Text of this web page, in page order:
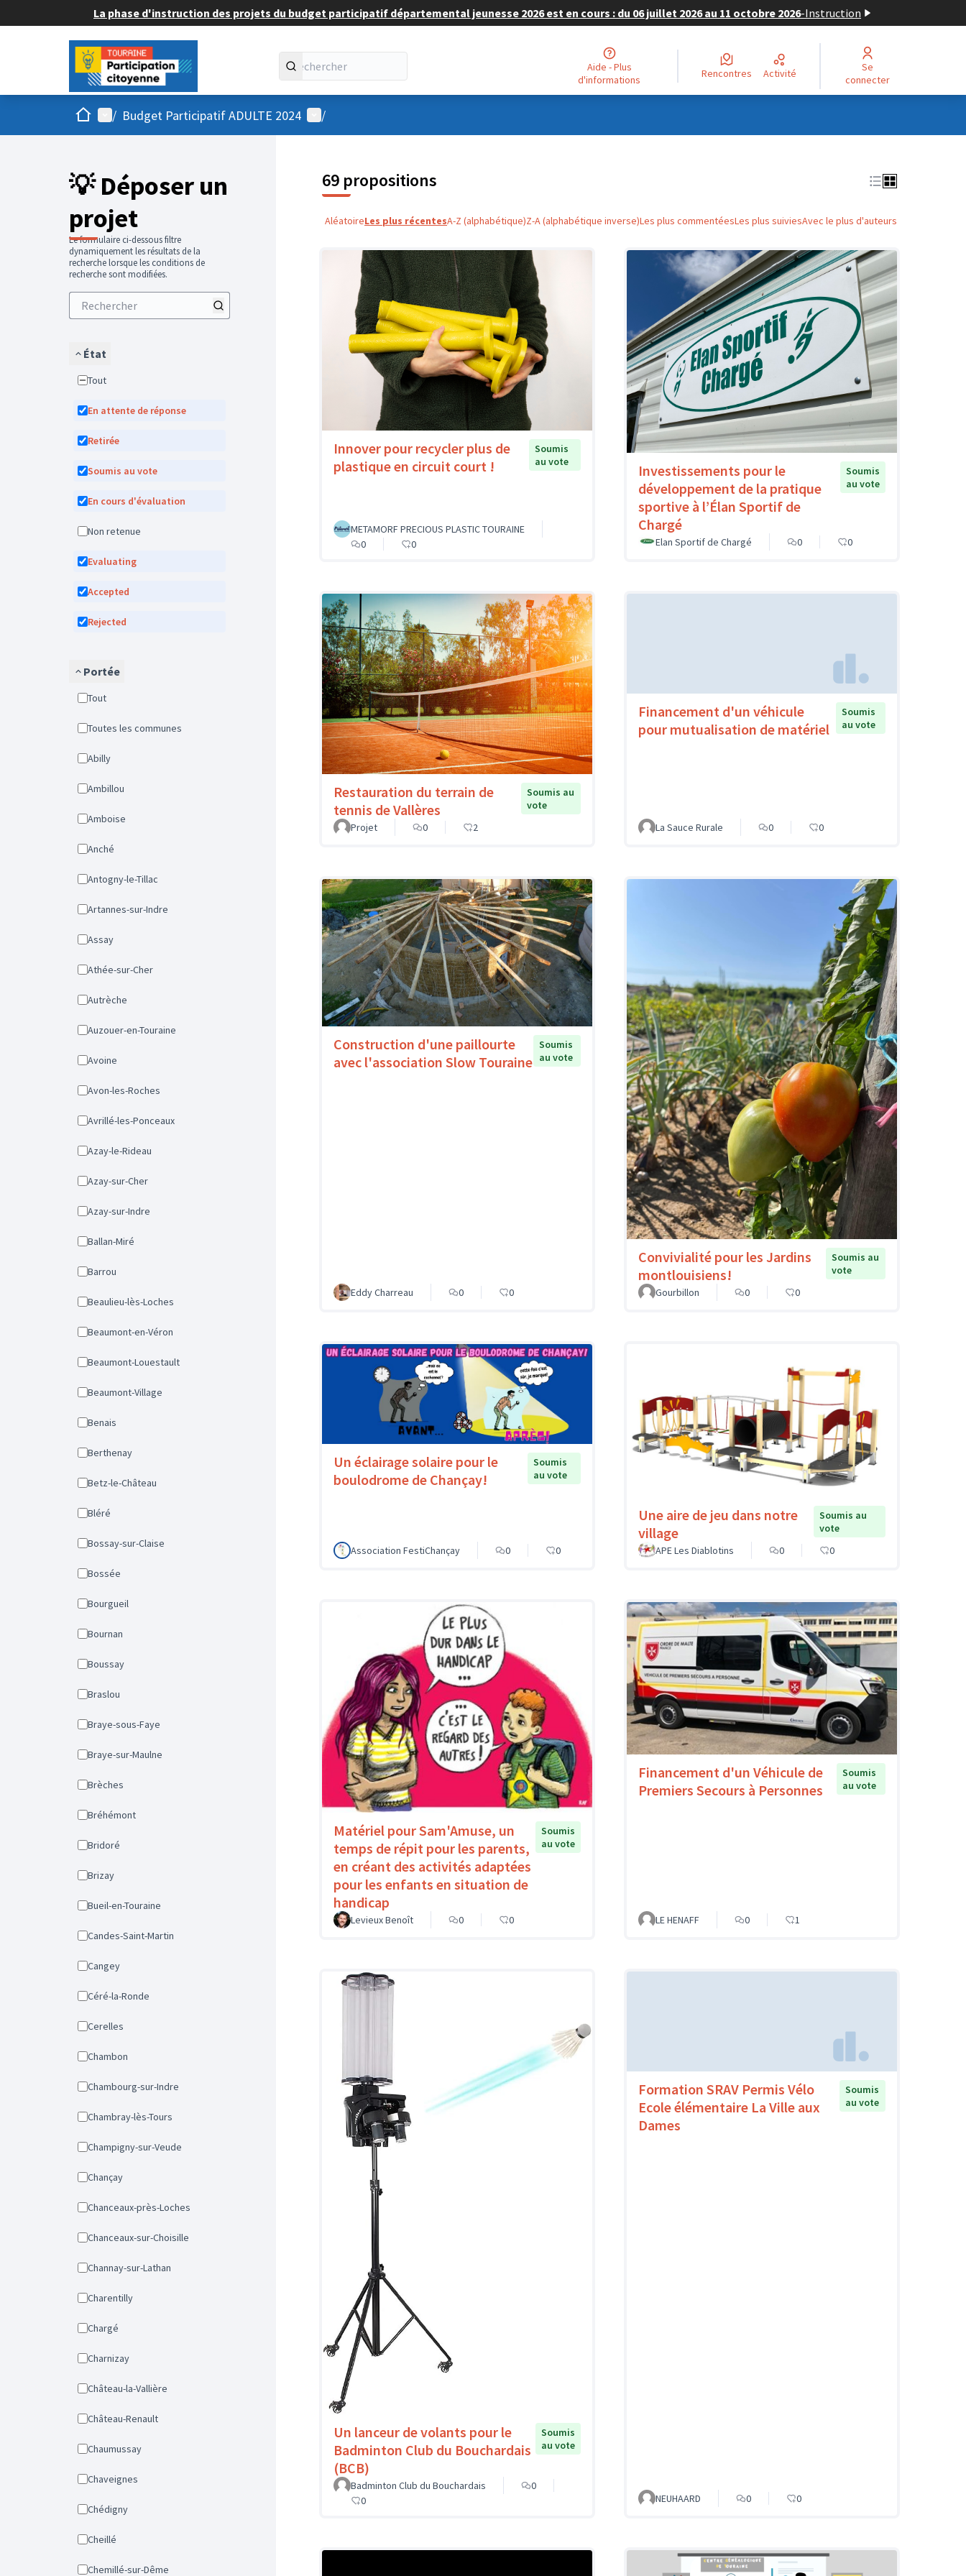
La phase d'instruction des projets du budget participatif départemental jeunesse 2026 est en cours : du 06 juillet 2026 au 11 octobre 2026-Instruction
Aide - Plus
d'informations
Rencontres Activité
Se
connecter
AccueilMenu principal
/ Budget Participatif ADULTE 2024 Menu utilisateur
/
💡 Déposer un
projet
Le formulaire ci-dessous filtre
dynamiquement les résultats de la
recherche lorsque les conditions de
recherche sont modifiées.
État
Tout
En attente de réponse
Retirée
Soumis au vote
En cours d'évaluation
Non retenue
Evaluating
Accepted
Rejected
Portée
Tout
Toutes les communes
Abilly
Ambillou
Amboise
Anché
Antogny-le-Tillac
Artannes-sur-Indre
Assay
Athée-sur-Cher
Autrèche
Auzouer-en-Touraine
Avoine
Avon-les-Roches
Avrillé-les-Ponceaux
Azay-le-Rideau
Azay-sur-Cher
Azay-sur-Indre
Ballan-Miré
Barrou
Beaulieu-lès-Loches
Beaumont-en-Véron
Beaumont-Louestault
Beaumont-Village
Benais
Berthenay
Betz-le-Château
Bléré
Bossay-sur-Claise
Bossée
Bourgueil
Bournan
Boussay
Braslou
Braye-sous-Faye
Braye-sur-Maulne
Brèches
Bréhémont
Bridoré
Brizay
Bueil-en-Touraine
Candes-Saint-Martin
Cangey
Céré-la-Ronde
Cerelles
Chambon
Chambourg-sur-Indre
Chambray-lès-Tours
Champigny-sur-Veude
Chançay
Chanceaux-près-Loches
Chanceaux-sur-Choisille
Channay-sur-Lathan
Charentilly
Chargé
Charnizay
Château-la-Vallière
Château-Renault
Chaumussay
Chaveignes
Chédigny
Cheillé
Chemillé-sur-Dême
69 propositions
AléatoireLes plus récentesA-Z (alphabétique)Z-A (alphabétique inverse)Les plus commentéesLes plus suiviesAvec le plus d'auteurs
Innover pour recycler plus de
plastique en circuit court !
Soumis
au vote
METAMORF PRECIOUS PLASTIC TOURAINE
0
0
Investissements pour le
développement de la pratique
sportive à l’Élan Sportif de
Chargé
Soumis
au vote
Elan Sportif de Chargé 0 0
Restauration du terrain de
tennis de Vallères
Soumis au
vote
Projet
0 2
Financement d'un véhicule
pour mutualisation de matériel
Soumis
au vote
La Sauce Rurale 0 0
Construction d'une paillourte
avec l'association Slow Touraine
Soumis
au vote
Eddy Charreau 0 0
Convivialité pour les Jardins
montlouisiens!
Soumis au
vote
Gourbillon
0 0
Un éclairage solaire pour le
boulodrome de Chançay!
Soumis
au vote
Association FestiChançay 0 0
Une aire de jeu dans notre
village
Soumis au
vote
APE Les Diablotins
0 0
Matériel pour Sam'Amuse, un
temps de répit pour les parents,
en créant des activités adaptées
pour les enfants en situation de
handicap
Soumis
au vote
Levieux Benoît 0 0
Financement d'un Véhicule de
Premiers Secours à Personnes
Soumis
au vote
LE HENAFF 0 1
Un lanceur de volants pour le
Badminton Club du Bouchardais
(BCB)
Soumis
au vote
Badminton Club du Bouchardais
0
0
Formation SRAV Permis Vélo
Ecole élémentaire La Ville aux
Dames
Soumis
au vote
NEUHAARD 0 0